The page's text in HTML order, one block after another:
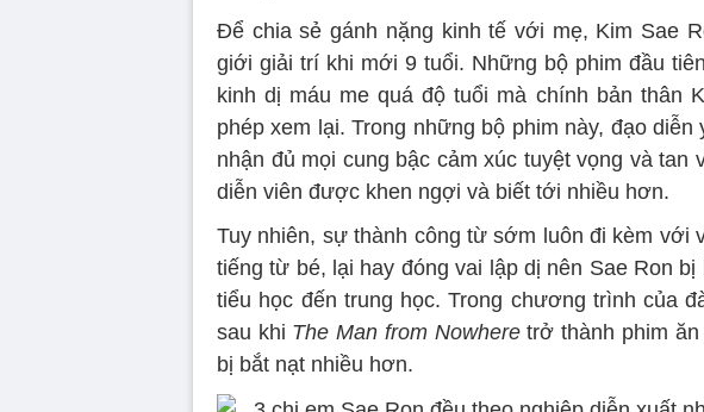
Để chia sẻ gánh nặng kinh tế với mẹ, Kim Sae
giới giải trí khi mới 9 tuổi. Những bộ phim đầu
kinh dị máu me quá độ tuổi mà chính bản thân
phép xem lại. Trong những bộ phim này, đạo
nhận đủ mọi cung bậc cảm xúc tuyệt vọng và
diễn viên được khen ngợi và biết tới nhiều hơn.
Tuy nhiên, sự thành công từ sớm luôn đi kèm với
tiếng từ bé, lại hay đóng vai lập dị nên Sae Ron
tiểu học đến trung học. Trong chương trình của
sau khi The Man from Nowheretrở thành phim ăn
bị bắt nạt nhiều hơn.